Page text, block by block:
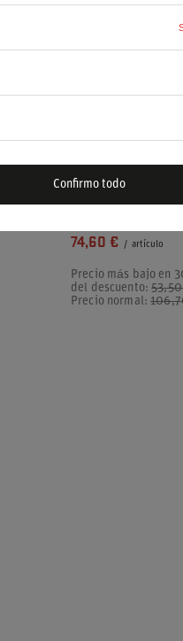
OPORTUNIDAD
POLO RED BULL
STRIPE COLLAR
74,60 € / artículo
Precio más bajo en
del descuento:
Precio normal:
Confirmo todo